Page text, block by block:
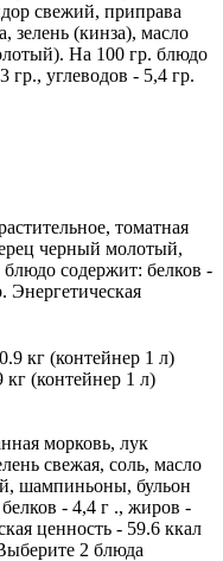
свежий, приправа
зелень (кинза), масло
На 100 гр. блюдо
гр., углеводов - 5,4 гр.
томатная
черный молотый,
содержит: белков -
Энергетическая
(контейнер 1 л)
морковь, лук
свежая, соль, масло
шампиньоны, бульон
- 4,4 г ., жиров -
ценность - 59.6 ккал
2 блюда